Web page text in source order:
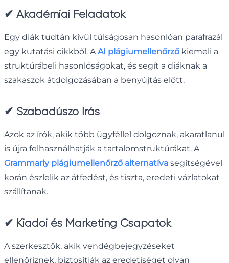
✔ Akadémiai Feladatok
Egy diák tudtán kívül túlságosan hasonlóan parafrazál
egy kutatási cikkből. A AI plágiumellenőrző kiemeli a
struktúrábeli hasonlóságokat, és segít a diáknak a
szakaszok átdolgozásában a benyújtás előtt.
✔ Szabadúszó Írás
Azok az írók, akik több ügyféllel dolgoznak, akaratlanul
is újra felhasználhatják a tartalomstruktúrákat. A
Grammarly plágiumellenőrző alternatíva segítségével
korán észlelik az átfedést, és tiszta, eredeti vázlatokat
szállítanak.
✔ Kiadói és Marketing Csapatok
A szerkesztők, akik vendégbejegyzéseket
ellenőriznek, biztosítják az eredetiséget olyan